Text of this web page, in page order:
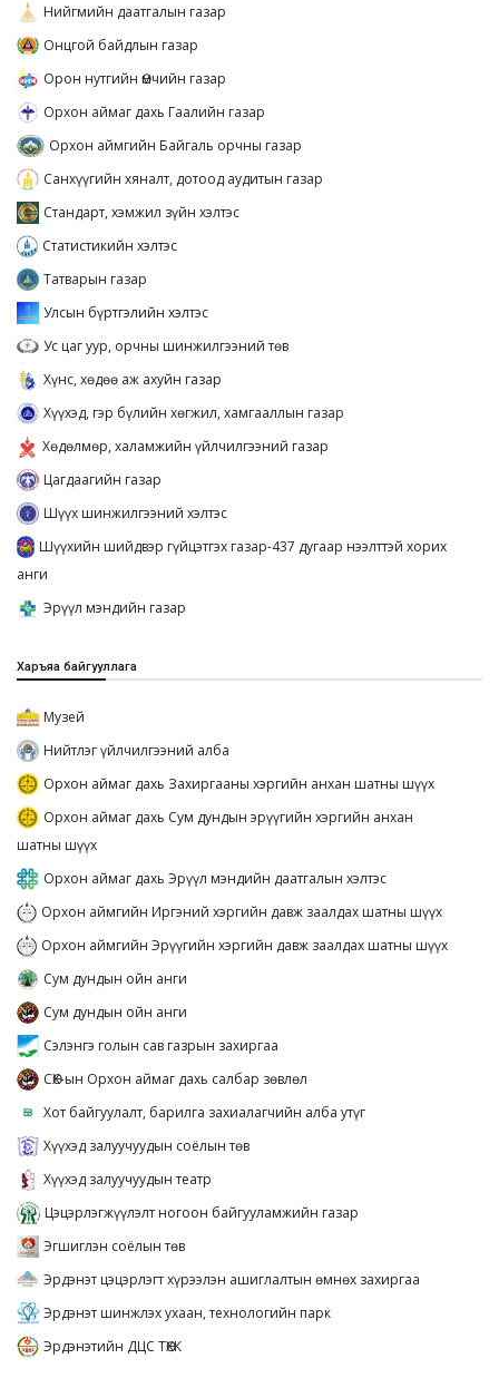
Нийгмийн даатгалын газар
Онцгой байдлын газар
Орон нутгийн Өмчийн газар
Орхон аймаг дахь Гаалийн газар
Орхон аймгийн Байгаль орчны газар
Санхүүгийн хяналт, дотоод аудитын газар
Стандарт, хэмжил зүйн хэлтэс
Статистикийн хэлтэс
Татварын газар
Улсын бүртгэлийн хэлтэс
Ус цаг уур, орчны шинжилгээний төв
Хүнс, хөдөө аж ахуйн газар
Хүүхэд, гэр бүлийн хөгжил, хамгааллын газар
Хөдөлмөр, халамжийн үйлчилгээний газар
Цагдаагийн газар
Шүүх шинжилгээний хэлтэс
Шүүхийн шийдвэр гүйцэтгэх газар-437 дугаар нээлттэй хорих
анги
Эрүүл мэндийн газар
Харъяа байгууллага
Музей
Нийтлэг үйлчилгээний алба
Орхон аймаг дахь Захиргааны хэргийн анхан шатны шүүх
Орхон аймаг дахь Сум дундын эрүүгийн хэргийн анхан
шатны шүүх
Орхон аймаг дахь Эрүүл мэндийн даатгалын хэлтэс
Орхон аймгийн Иргэний хэргийн давж заалдах шатны шүүх
Орхон аймгийн Эрүүгийн хэргийн давж заалдах шатны шүүх
Сум дундын ойн анги
Сум дундын ойн анги
Сэлэнгэ голын сав газрын захиргаа
СӨХ-ын Орхон аймаг дахь салбар зөвлөл
Хот байгуулалт, барилга захиалагчийн алба утүг
Хүүхэд залуучуудын соёлын төв
Хүүхэд залуучуудын театр
Цэцэрлэгжүүлэлт ногоон байгууламжийн газар
Эгшиглэн соёлын төв
Эрдэнэт цэцэрлэгт хүрээлэн ашиглалтын өмнөх захиргаа
Эрдэнэт шинжлэх ухаан, технологийн парк
Эрдэнэтийн ДЦС ТӨХК